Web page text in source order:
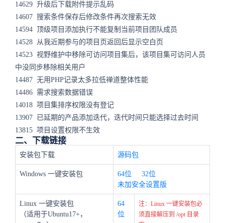
14629 升级后下载附件提示乱码
14607 搜索条件保存后修改条件再次搜索无效
14594 顶级项目添加执行不能复制当前项目团队成员
14528 从我近期参与的项目页返回后显示空白页
14523 视野维护中移除可访问项目集后，该项目集可访问人员
中没同步移除相关用户
14487 无用PHP记录太多拉低禅道整体性能
14486 需求搜索数据错误
14018 项目集排序权限没有登记
13907 已延期的产品添加迭代，迭代时间只能选择过去时间
13815 项目设置权限不生效
二、下载链接
安装包下载 源码包
Windows 一键安装包 64位
32位
未加安全设置版
Linux 一键安装包
（适用于Ubuntu17+，
64
位
注：Linux 一键安装包必
须直接解压到 /opt 目录